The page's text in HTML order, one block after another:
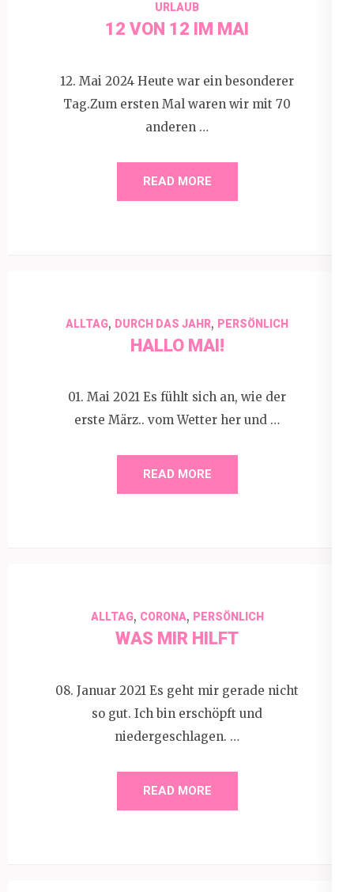
URLAUB
12 VON 12 IM MAI
12. Mai 2024 Heute war ein besonderer
Tag.Zum ersten Mal waren wir mit 70
anderen …
READ MORE
ALLTAG, DURCH DAS JAHR, PERSÖNLICH
HALLO MAI!
01. Mai 2021 Es fühlt sich an, wie der
erste März.. vom Wetter her und …
READ MORE
ALLTAG, CORONA, PERSÖNLICH
WAS MIR HILFT
08. Januar 2021 Es geht mir gerade nicht
so gut. Ich bin erschöpft und
niedergeschlagen. …
READ MORE